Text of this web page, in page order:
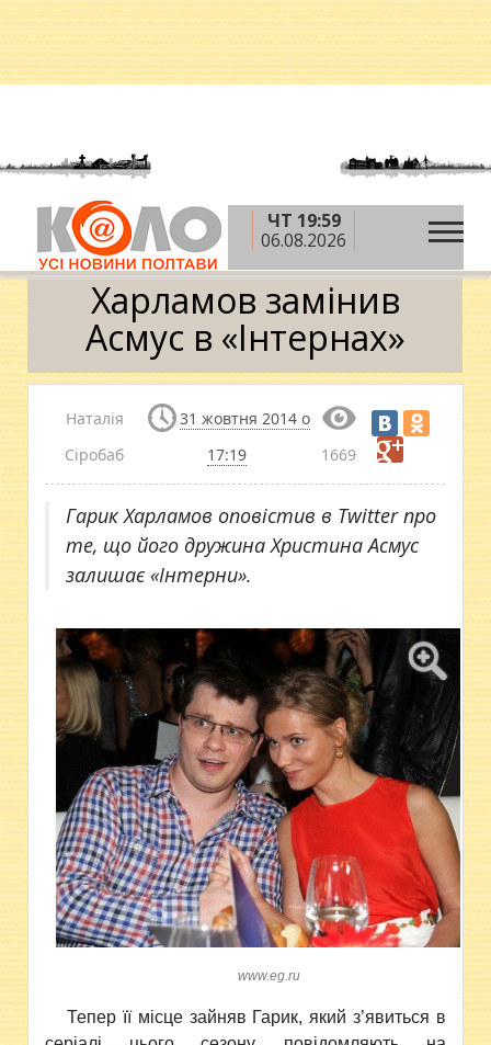
ЧТ 19:59
06.08.2026
Головна » Теми » Харламов замінив Асмус в
«Інтернах»
Харламов замінив
Асмус в «Інтернах»
Наталія
Сіробаб
31 жовтня 2014 о
17:19
1669
Гарик Харламов оповістив в Twitter про
те, що його дружина Христина Асмус
залишає «Інтерни».
www.eg.ru
Тепер її місце зайняв Гарик, який з’явиться в